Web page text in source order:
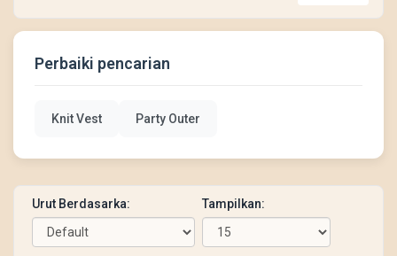
Perbaiki pencarian
Knit Vest Party Outer
Urut Berdasarka: Tampilkan: